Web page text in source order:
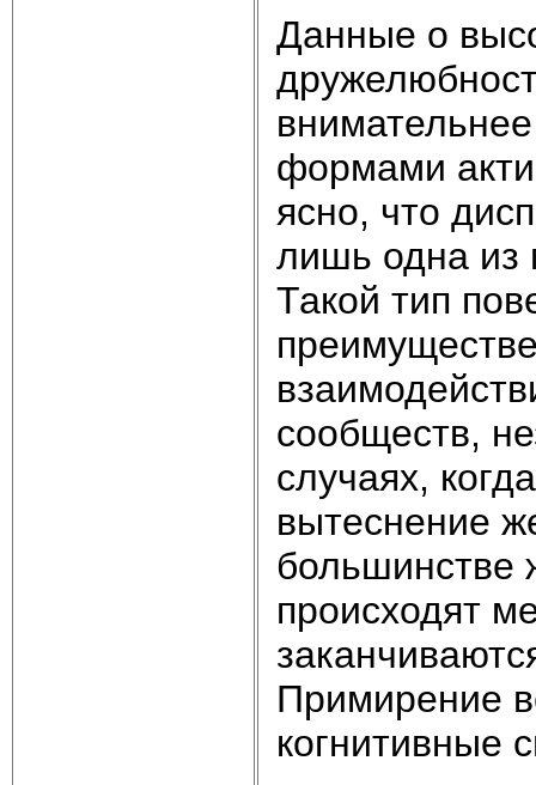
Данные о
формами
ясно, что
лишь одна из
Такой тип
сообществ,
случаях,
вытеснение
большинстве
происходят
Примирение
когнитивные